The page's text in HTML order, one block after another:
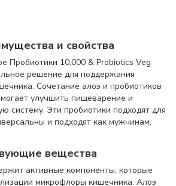
и свойства
Пробиотики 10,000 & Probiotics Veg
решение для поддержания
Сочетание алоэ и пробиотиков
улучшить пищеварение и
систему. Эти пробиотики подходят для
и подходят как мужчинам,
вещества
активные компоненты, которые
микрофлоры кишечника. Алоэ